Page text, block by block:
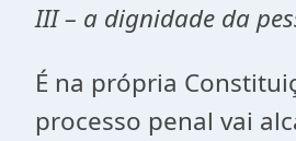
III – a dignidade da
É na própria
processo penal vai